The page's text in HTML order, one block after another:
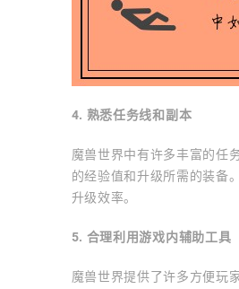
4. 熟悉任务线和副本
魔兽世界中有许多丰富的任
的经验值和升级所需的装备
升级效率。
5. 合理利用游戏内辅助工具
魔兽世界提供了许多方便玩